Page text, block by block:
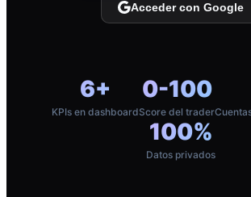
Acceder con Google
6+
KPIs en dashboard
0-100
Score del trader
100%
Datos privados